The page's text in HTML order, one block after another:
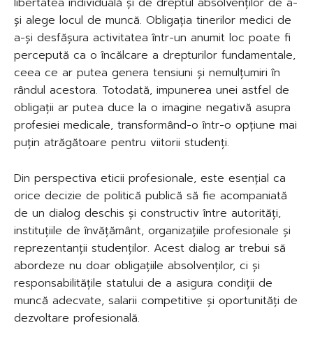
și alege locul de muncă. Obligația tinerilor medici de
a-și desfășura activitatea într-un anumit loc poate fi
percepută ca o încălcare a drepturilor fundamentale,
ceea ce ar putea genera tensiuni și nemulțumiri în
rândul acestora. Totodată, impunerea unei astfel de
obligații ar putea duce la o imagine negativă asupra
profesiei medicale, transformând-o într-o opțiune mai
puțin atrăgătoare pentru viitorii studenți.
Din perspectiva eticii profesionale, este esențial ca
orice decizie de politică publică să fie acompaniată
de un dialog deschis și constructiv între autorități,
instituțiile de învățământ, organizațiile profesionale și
reprezentanții studenților. Acest dialog ar trebui să
abordeze nu doar obligațiile absolvenților, ci și
responsabilitățile statului de a asigura condiții de
muncă adecvate, salarii competitive și oportunități de
dezvoltare profesională.